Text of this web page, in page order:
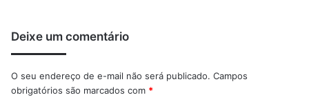
Deixe um comentário
O seu endereço de e-mail não será publicado. Campos
obrigatórios são marcados com *